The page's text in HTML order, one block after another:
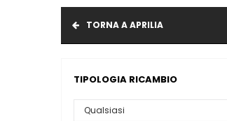
TORNA A APRILIA
TIPOLOGIA RICAMBIO